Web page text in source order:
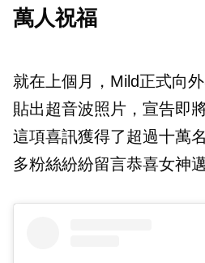
萬人祝福
就在上個月，Mild正式向
貼出超音波照片，宣告即
這項喜訊獲得了超過十萬
多粉絲紛紛留言恭喜女神